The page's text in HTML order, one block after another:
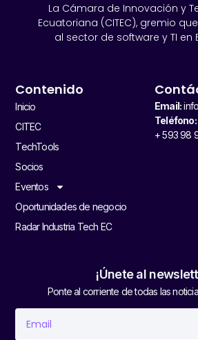
La Cámara de Innovación y
Ecuatoriana (CITEC), gremio
al sector de software y TI en
Contenido
Inicio
CITEC
TechTools
Socios
Eventos
Oportunidades de negocio
Radar Industria Tech EC
Email:
Teléfono:
+ 593 98
¡Únete al
Ponte al corriente de todas las